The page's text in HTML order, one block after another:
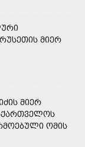
ᲛᲘᲔᲠ
ᲛᲘᲔᲠ
ᲝᲛᲘᲡ